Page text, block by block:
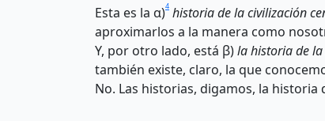
Esta es la α)4 historia de la civilización
aproximarlos a la manera como
Y, por otro lado, está β)la historia de
también existe, claro, la que
No. Las historias, digamos, la